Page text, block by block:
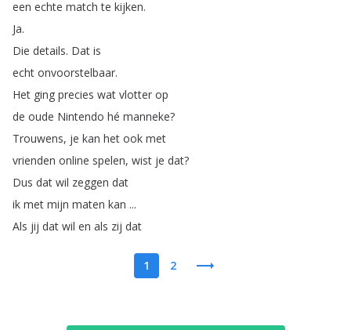
een echte match te kijken.
Ja.
Die details. Dat is
echt onvoorstelbaar.
Het ging precies wat vlotter op
de oude Nintendo hé manneke?
Trouwens, je kan het ook met
vrienden online spelen, wist je dat?
Dus dat wil zeggen dat
ik met mijn maten kan ...
Als jij dat wil en als zij dat
1 2